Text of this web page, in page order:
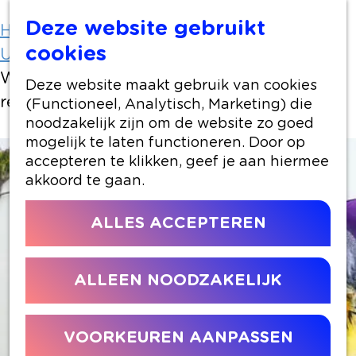
Deze website gebruikt
cookies
Deze website maakt gebruik van cookies
(Functioneel, Analytisch, Marketing) die
noodzakelijk zijn om de website zo goed
mogelijk te laten functioneren. Door op
accepteren te klikken, geef je aan hiermee
akkoord te gaan.
ALLES ACCEPTEREN
ALLEEN NOODZAKELIJK
VOORKEUREN AANPASSEN
Home
Uit-agenda
Uit-agenda overzicht
Workshop Botanische sieraden met UV-
resin